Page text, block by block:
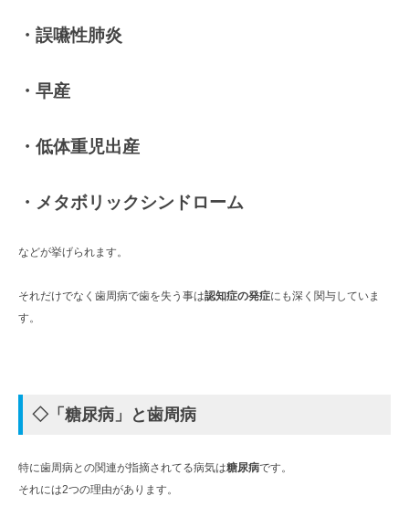
・誤嚥性肺炎
・早産
・低体重児出産
・メタボリックシンドローム
などが挙げられます。
それだけでなく歯周病で歯を失う事は認知症の発症にも深く関与していま
す。
◇「糖尿病」と歯周病
特に歯周病との関連が指摘されてる病気は糖尿病です。
それには2つの理由があります。